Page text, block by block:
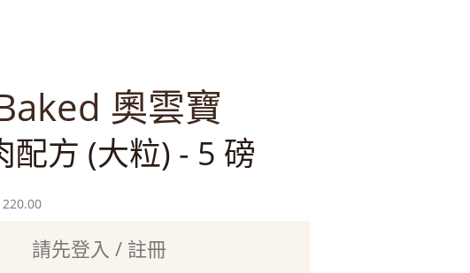
奧雲寶
配方 (大粒) - 5 磅
220.00
請先登入 / 註冊